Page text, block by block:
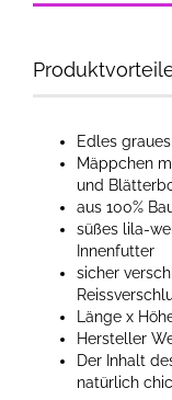
Edles
Mäppchen
und
aus 100%
süßes lila-
Innenfutter
sicher
Länge x
Hersteller
Der Inhalt
natürlich